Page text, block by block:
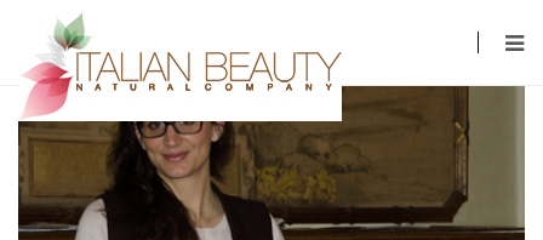
Toggle